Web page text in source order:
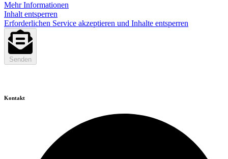
Mehr Informationen
Inhalt entsperren
Erforderlichen Service akzeptieren und Inhalte entsperren
Senden
Kontakt